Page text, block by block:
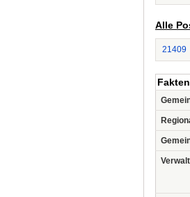
Alle
21409